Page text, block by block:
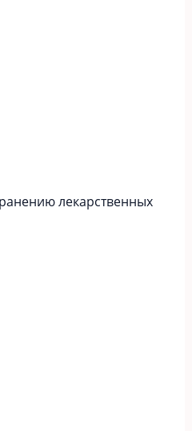
лекарственных